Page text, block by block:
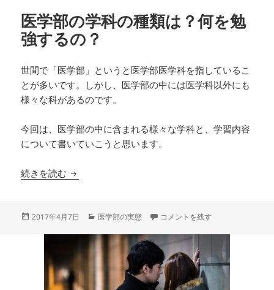
医学部の学科の種類は？何を勉
強するの？
世間で「医学部」というと医学部医学科を指しているこ
とが多いです。しかし、医学部の中には医学科以外にも
様々な科があるのです。
今回は、医学部の中に含まれる様々な学科と、学習内容
について書いていこうと思います。
続きを読む 医学部の学科の種類は？何を勉強するの？
投
2017年4月7日
カ
ゴ
リ
医学部の実態 医学部の学科の種類は？何を勉強
コメントを残す